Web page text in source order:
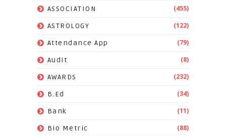
ASSOCIATION (455)
ASTROLOGY (122)
Attendance App (79)
Audit (8)
AWARDS (232)
B.Ed (34)
Bank (11)
Bio Metric (88)